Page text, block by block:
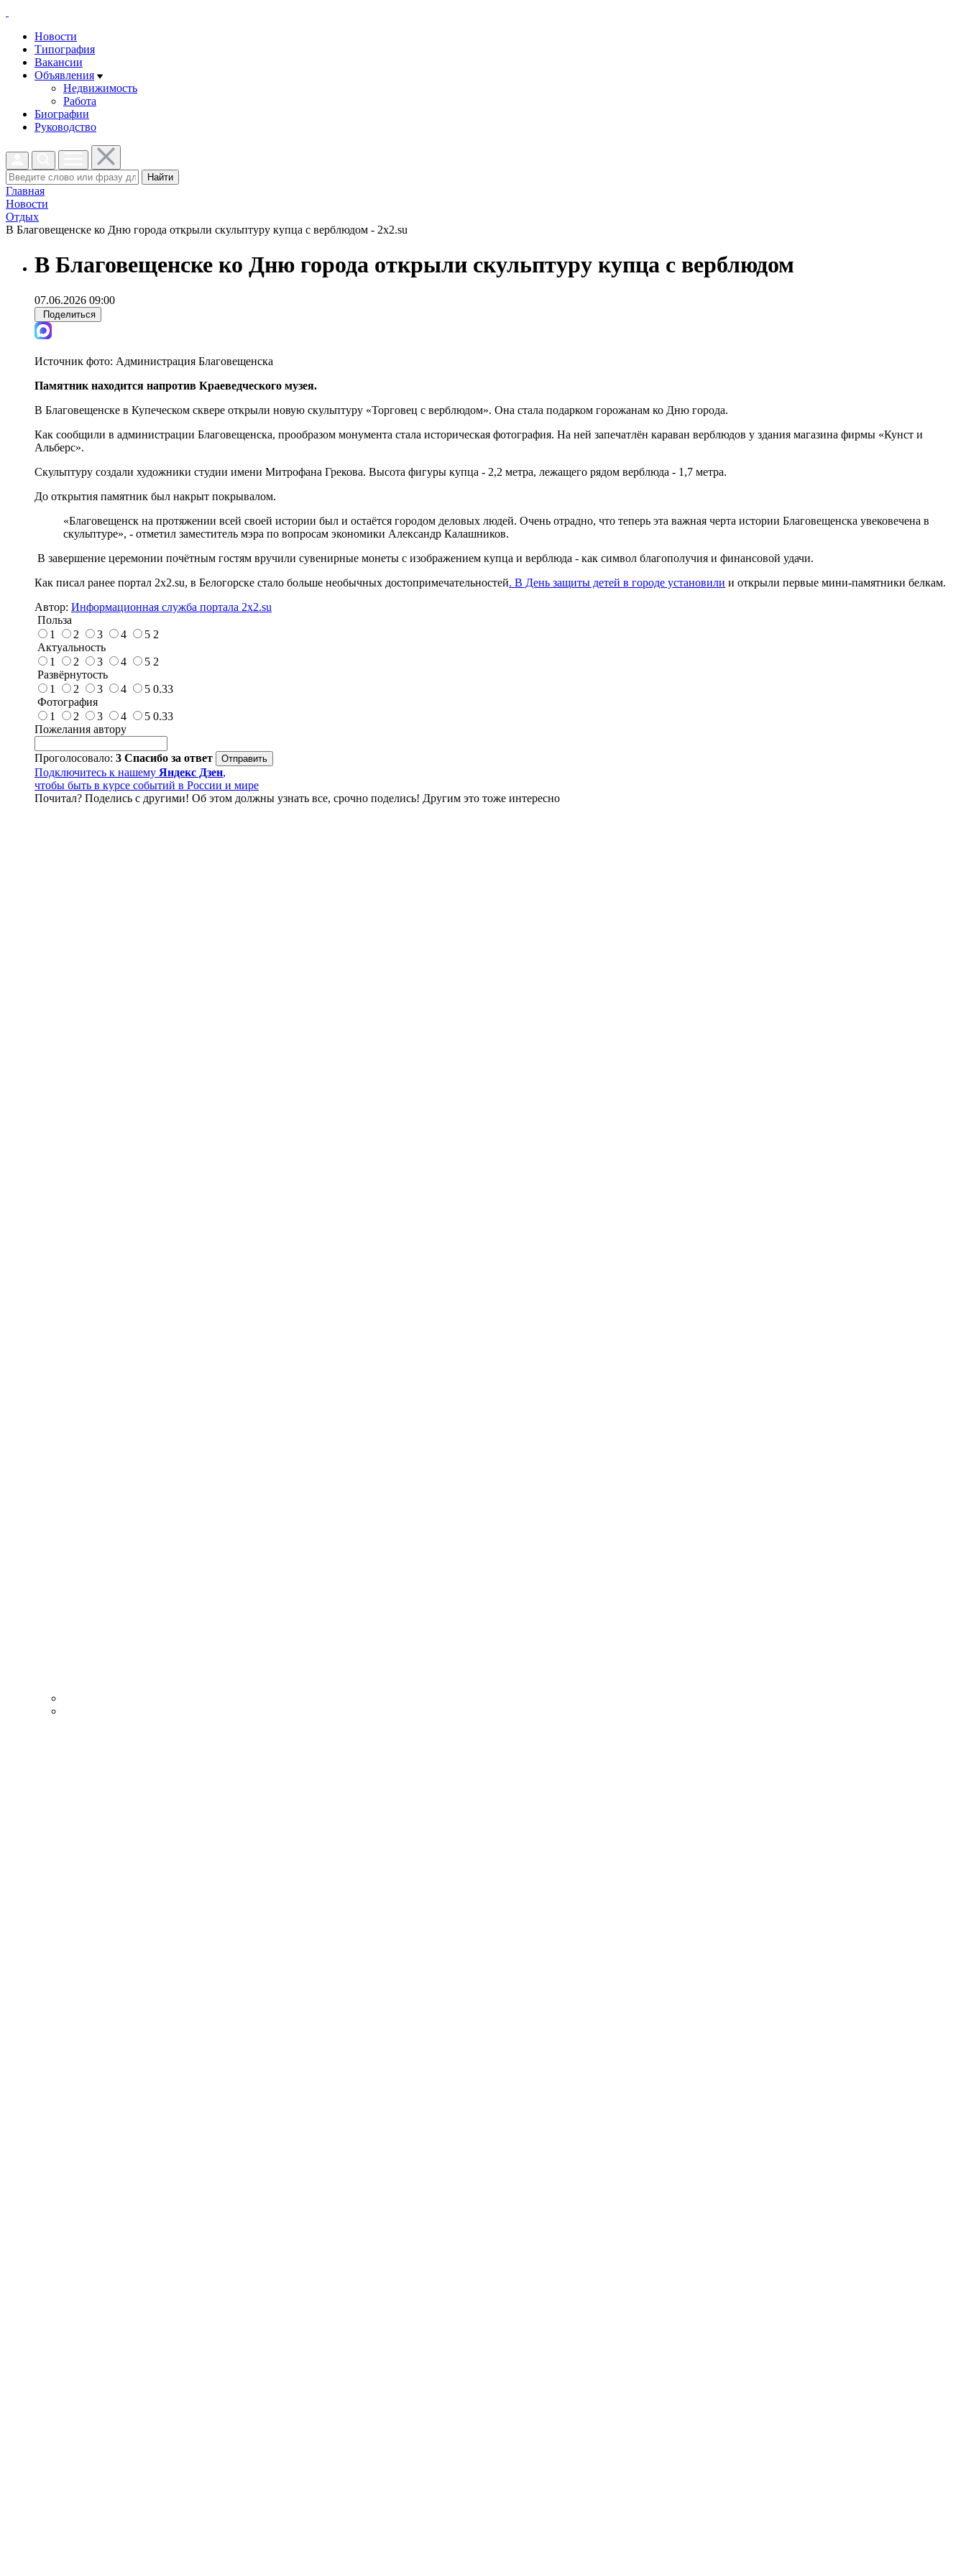
Новости
Типография
Вакансии
Объявления
Недвижимость
Работа
Биографии
Руководство
Найти
Главная
Новости
Отдых
В Благовещенске ко Дню города открыли скульптуру купца с верблюдом - 2x2.su
В Благовещенске ко Дню города открыли скульптуру купца с верблюдом
07.06.2026 09:00
Поделиться
Источник фото: Администрация Благовещенска
Памятник находится напротив Краеведческого музея.
В Благовещенске в Купеческом сквере открыли новую скульптуру «Торговец с верблюдом». Она стала подарком горожанам ко Дню города.
Как сообщили в администрации Благовещенска, прообразом монумента стала историческая фотография. На ней запечатлён караван верблюдов у здания магазина фирмы «Кунст и
Альберс».
Скульптуру создали художники студии имени Митрофана Грекова. Высота фигуры купца - 2,2 метра, лежащего рядом верблюда - 1,7 метра.
До открытия памятник был накрыт покрывалом.
«Благовещенск на протяжении всей своей истории был и остаётся городом деловых людей. Очень отрадно, что теперь эта важная черта истории Благовещенска увековечена в
скульптуре», - отметил заместитель мэра по вопросам экономики Александр Калашников.
В завершение церемонии почётным гостям вручили сувенирные монеты с изображением купца и верблюда - как символ благополучия и финансовой удачи.
Как писал ранее портал 2х2.su, в Белогорске стало больше необычных достопримечательностей. В День защиты детей в городе установили и открыли первые мини-памятники белкам.
Автор: Информационная служба портала 2x2.su
Польза
1
2 3 4 5 2
Актуальность
1
2 3 4 5 2
Развёрнутость
1
2 3 4 5 0.33
Фотография
1
2 3 4 5 0.33
Пожелания автору
Проголосовало: 3 Спасибо за ответ
Подключитесь к нашему Яндекс Дзен,
чтобы быть в курсе событий в России и мире
Почитал? Поделись с другими! Об этом должны узнать все, срочно поделись! Другим это тоже интересно